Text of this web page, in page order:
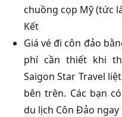
chuồng cọp Mỹ (tức
Kết
Giá vé đi côn đảo
phí cần thiết khi
Saigon Star Travel
bên trên. Các bạn
du lịch Côn Đảo